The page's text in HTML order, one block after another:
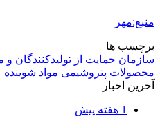
منبع:مهر
برچسب ها
سازمان حمایت از تولیدکنندگان
محصولات پتروشیمی مواد شوینده
آخرین اخبار
1 هفته پیش